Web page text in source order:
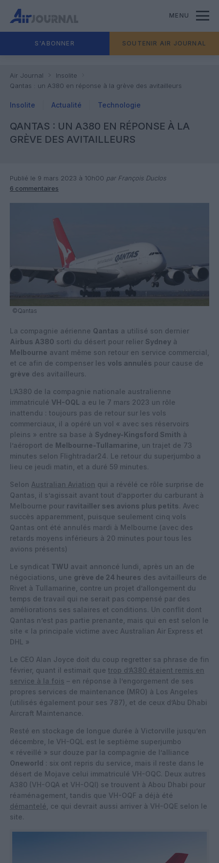
MENU
S'ABONNER SOUTENIR AIR JOURNAL
Air Journal
Insolite
Qantas : un A380 en réponse à la grève des avitailleurs
Insolite Actualité Technologie
QANTAS : UN A380 EN RÉPONSE À LA
GRÈVE DES AVITAILLEURS
Publié le 9 mars 2023 à 10h00 par François Duclos
6 commentaires
©Qantas
La compagnie aérienne Qantas a utilisé son dernier
Airbus A380 sorti du désert pour relier Sydney à
Melbourne avant même son retour en service commercial,
et ce afin de compenser les vols annulés pour cause de
grève des avitailleurs.
L’A380 de la compagnie nationale australienne
immatriculé VH-OQL a eu le 7 mars 2023 un rôle
inattendu : toujours pas de retour sur les vols
commerciaux, il a opéré un vol « avec ses réservoirs
pleins » entre sa base à Sydney-Kingsford Smith à
l’aéroport de Melbourne-Tullamarine , un trajet de 73
minutes selon Flightradar24. Le retour du superjumbo a
lieu ce jeudi matin, et a duré 59 minutes.
Selon Australian Aviation qui a révélé ce rôle surprise de
Qantas, il s’agissait avant tout d’apporter du carburant à
Melbourne pour ravitailler ses avions plus petits. Avec
succès apparemment, puisque seulement cinq vols
Qantas ont été annulés mardi à Melbourne (avec des
retards moyens inférieurs à 20 minutes pour tous les
avions présents)
Le syndicat TWU avait annoncé lundi, après un an de
négociations, une grève de 24 heures des avitailleurs de
Rivet à Tullamarine, contre un projet d’allongement du
temps de travail qui ne serait pas compensé par des
améliorations ses salaires et conditions. Un conflit dont
Qantas n’est pas partie prenante, mais qui en est selon le
site « la principale victime avec Australian Air Express et
DHL »
Le CEO Alan Joyce doit du coup regretter sa phrase de fin
février, quant il estimait que trop d’A380 étaient remis en
service à la fois – en réponse à l’engorgement de ses
propres services de maintenance (MRO) à Los Angeles
(utilisés également pour ses 787), et de ceux d’Abu Dhabi
Aircraft Maintenance.
Resté en stockage de longue durée à Victorville jusqu’en
décembre, le VH-OQL est le septième superjumbo
« réveillé » sur douze par la compagnie de l’alliance
Oneworld : six ont repris du service, mais il reste dans le
désert de Mojave celui immatriculé VH-OQC. Deux autres
A380 (VH-OQA et VH-OQI) se trouvent à Abou Dhabi pour
réaménagement, tandis que VH-OQF a déjà été
démantelé , ce qui devrait aussi arriver à VH-OQE selon le
site.